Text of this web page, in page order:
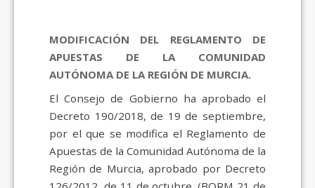
MODIFICACIÓN DEL REGLAMENTO DE
APUESTAS DE LA COMUNIDAD
AUTÓNOMA DE LA REGIÓN DE MURCIA.
El Consejo de Gobierno ha aprobado el
Decreto 190/2018, de 19 de septiembre,
por el que se modifica el Reglamento de
Apuestas de la Comunidad Autónoma de la
Región de Murcia, aprobado por Decreto